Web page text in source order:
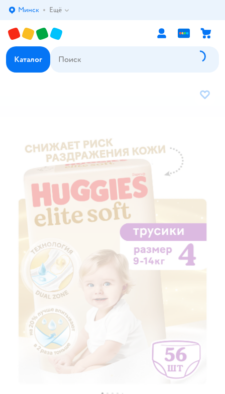
Выбор адреса доставки.
Минск Ещё
Каталог
В